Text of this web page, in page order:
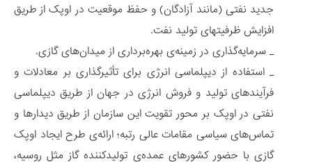
جدید نفتی (مانند آزادگان) و حفظ موقعیت در اوپک از طریق
افزایش ظرفیت‎های تولید نفت.
_ سرمایه‌گذاری در زمینه‌ی‌ بهره‌برداری از میدان‌های گازی.
_ استفاده از دیپلماسی انرژی برای تأثیرگذاری بر معادلات و
فرآیندهای تولید و فروش انرژی در جهان از طریق دیپلماسی
نفتی در اوپک بر محور تقویت این سازمان از طریق دیدارها و
تماس‌های سیاسی مقامات عالی رتبه؛ ارائه‌ی طرح ایجاد اوپک
گازی با حضور کشورهای عمده‌ی تولیدکننده گاز مثل روسیه،